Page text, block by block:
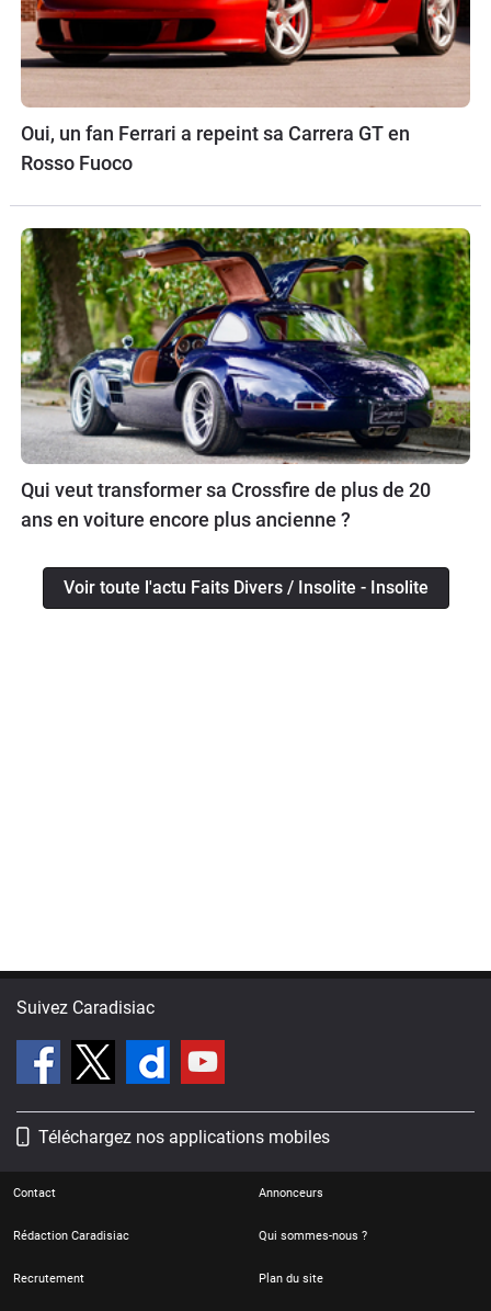
Oui, un fan Ferrari a repeint sa Carrera GT en
Rosso Fuoco
Qui veut transformer sa Crossfire de plus de 20
ans en voiture encore plus ancienne ?
Voir toute l'actu Faits Divers / Insolite - Insolite
Suivez Caradisiac
Téléchargez nos applications mobiles
Contact Annonceurs
Rédaction Caradisiac Qui sommes-nous ?
Recrutement Plan du site